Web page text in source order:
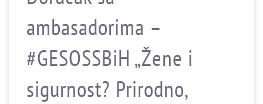
ambasadorima –
#GESOSSBiH „Žene i
sigurnost? Prirodno,